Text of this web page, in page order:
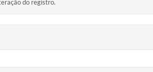
do registro.